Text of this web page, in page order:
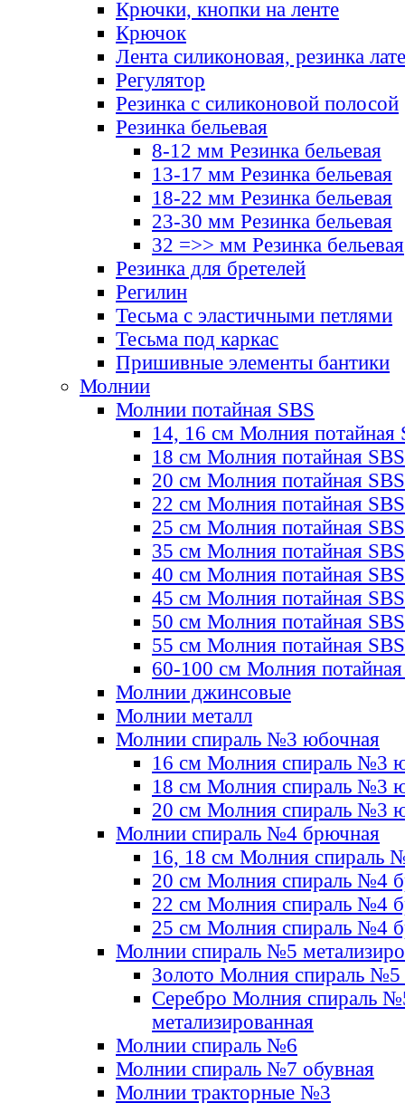
Крючки, кнопки на ленте
Крючок
Лента силиконовая, резинка
Регулятор
Резинка с силиконовой полосой
Резинка бельевая
8-12 мм Резинка бельевая
13-17 мм Резинка бельевая
18-22 мм Резинка бельевая
23-30 мм Резинка бельевая
32 =>> мм Резинка бельевая
Резинка для бретелей
Регилин
Тесьма с эластичными петлями
Тесьма под каркас
Пришивные элементы бантики
Молнии
Молнии потайная SBS
14, 16 см Молния потайная
18 см Молния потайная SBS
20 см Молния потайная SBS
22 см Молния потайная SBS
25 см Молния потайная SBS
35 см Молния потайная SBS
40 см Молния потайная SBS
45 см Молния потайная SBS
50 см Молния потайная SBS
55 см Молния потайная SBS
60-100 см Молния
Молнии джинсовые
Молнии металл
Молнии спираль №3 юбочная
16 см Молния спираль №3
18 см Молния спираль №3
20 см Молния спираль №3
Молнии спираль №4 брючная
16, 18 см Молния спираль
20 см Молния спираль №4
22 см Молния спираль №4
25 см Молния спираль №4
Молнии спираль №5
Золото Молния спираль №5
Серебро Молния спираль
метализированная
Молнии спираль №6
Молнии спираль №7 обувная
Молнии тракторные №3